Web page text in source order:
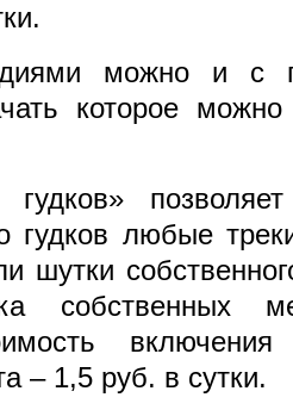
можно и с
которое
гудков»
гудков любые
шутки
собственных
– 1,5 руб. в сутки.